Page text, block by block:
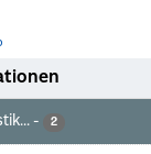
- 2